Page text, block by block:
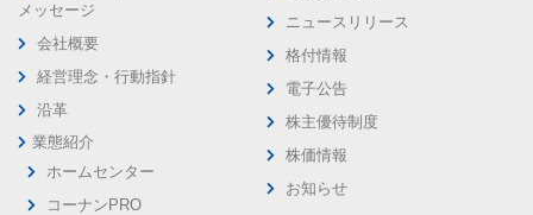
メッセージ
会社概要
経営理念・行動指針
沿革
業態紹介
ホームセンター
コーナンPRO
ニュースリリース
格付情報
電子公告
株主優待制度
株価情報
お知らせ